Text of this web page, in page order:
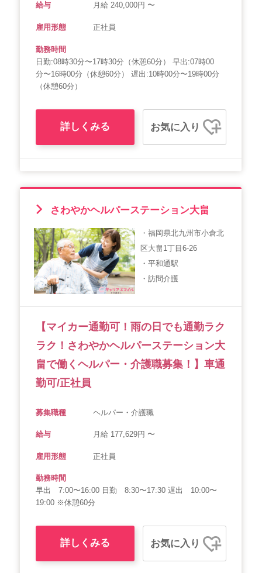
給与 月給 240,000円 〜
雇用形態 正社員
勤務時間
日勤:08時30分〜17時30分（休憩60分） 早出:07時00
分〜16時00分（休憩60分） 遅出:10時00分〜19時00分
（休憩60分）
詳しくみる お気に入り
さわやかヘルパーステーション大畠
・福岡県北九州市小倉北
区大畠1丁目6-26
・平和通駅
・訪問介護
【マイカー通勤可！雨の日でも通勤ラク
ラク！さわやかヘルパーステーション大
畠で働くヘルパー・介護職募集！】車通
勤可/正社員
募集職種 ヘルパー・介護職
給与 月給 177,629円 〜
雇用形態 正社員
勤務時間
早出 7:00〜16:00 日勤 8:30〜17:30 遅出 10:00〜
19:00 ※休憩60分
詳しくみる お気に入り